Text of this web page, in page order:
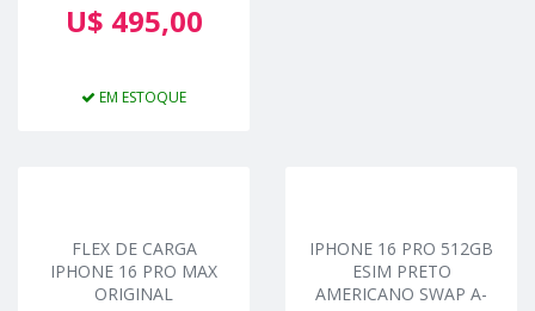
U$ 495,00
EM ESTOQUE
FLEX DE CARGA
IPHONE 16 PRO MAX
ORIGINAL
IPHONE 16 PRO 512GB
ESIM PRETO
AMERICANO SWAP A-